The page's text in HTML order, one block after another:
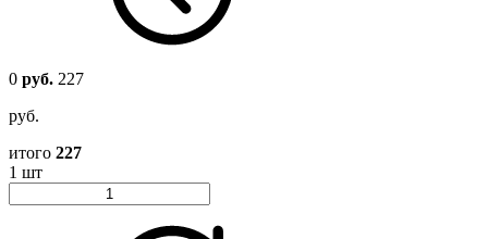
0 руб. 227
руб.
итого 227
1 шт